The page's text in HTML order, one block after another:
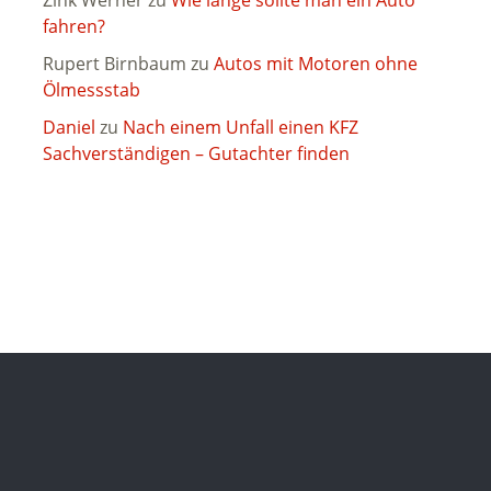
fahren?
Rupert Birnbaum zu Autos mit Motoren ohne
Ölmessstab
Daniel zu Nach einem Unfall einen KFZ
Sachverständigen – Gutachter finden